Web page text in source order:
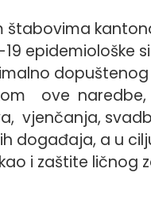
štabovima
19
ove naredbe,
vjenčanja,
događaja, a u
i zaštite ličnog